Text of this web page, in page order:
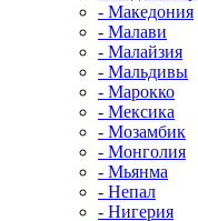
- Македония
- Малави
- Малайзия
- Мальдивы
- Марокко
- Мексика
- Мозамбик
- Монголия
- Мьянма
- Непал
- Нигерия